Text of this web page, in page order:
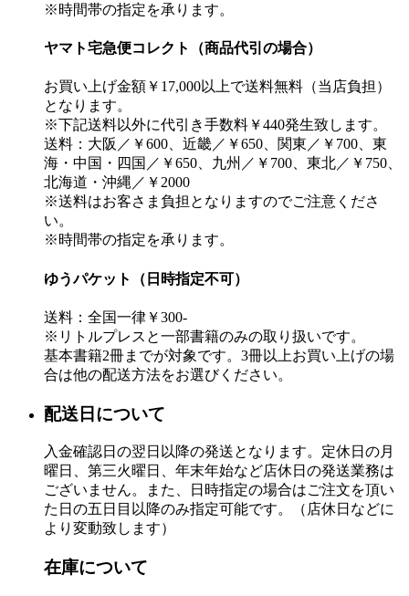
※時間帯の指定を承ります。
ヤマト宅急便コレクト（商品代引の場合）
お買い上げ金額￥17,000以上で送料無料（当店負担）
となります。
※下記送料以外に代引き手数料￥440発生致します。
送料：大阪／￥600、近畿／￥650、関東／￥700、東
海・中国・四国／￥650、九州／￥700、東北／￥750、
北海道・沖縄／￥2000
※送料はお客さま負担となりますのでご注意くださ
い。
※時間帯の指定を承ります。
ゆうパケット（日時指定不可）
送料：全国一律￥300-
※リトルプレスと一部書籍のみの取り扱いです。
基本書籍2冊までが対象です。3冊以上お買い上げの場
合は他の配送方法をお選びください。
配送日について
入金確認日の翌日以降の発送となります。定休日の月
曜日、第三火曜日、年末年始など店休日の発送業務は
ございません。また、日時指定の場合はご注文を頂い
た日の五日目以降のみ指定可能です。（店休日などに
より変動致します）
在庫について